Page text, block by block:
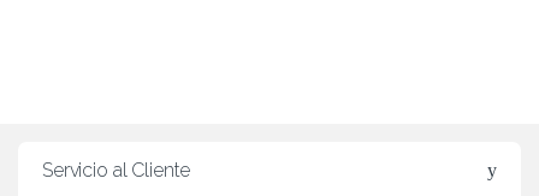
Servicio al Cliente